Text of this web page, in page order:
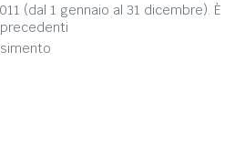
(dal 1 gennaio al 31 dicembre). È